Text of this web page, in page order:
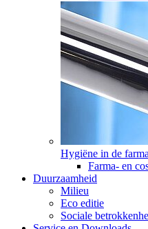
Hygiëne in de
Farma- en
Duurzaamheid
Milieu
Eco editie
Sociale